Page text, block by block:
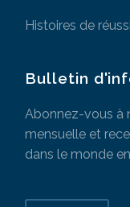
Histoires de
Bulletin
Abonnez-vous à
mensuelle et
dans le monde